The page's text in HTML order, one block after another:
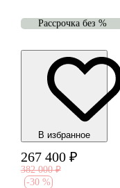
Рассрочка без %
В избранноe
267 400 ₽
382 000 ₽
-30 %